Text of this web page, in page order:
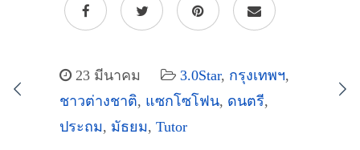
23 มีนาคม 3.0Star, กรุงเทพฯ,
ชาวต่างชาติ, แซกโซโฟน, ดนตรี,
ประถม, มัธยม, Tutor